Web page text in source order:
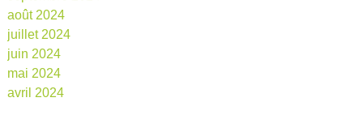
août 2024
juillet 2024
juin 2024
mai 2024
avril 2024